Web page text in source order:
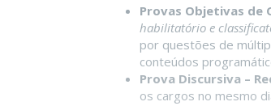
Provas Objetivas de
habilitatório e
por questões de
conteúdos
Prova Discursiva –
os cargos no mesmo